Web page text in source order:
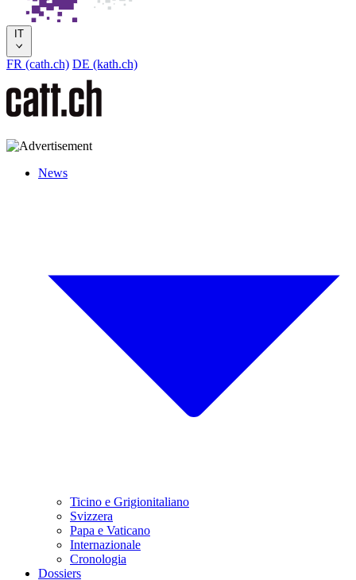
IT
FR (cath.ch) DE (kath.ch)
News
Ticino e Grigionitaliano
Svizzera
Papa e Vaticano
Internazionale
Cronologia
Dossiers